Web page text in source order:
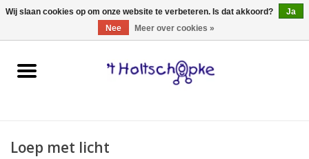
0 Artikelen - €0,00
Home
spellen
Loep met licht
Wij slaan cookies op om onze website te verbeteren. Is dat akkoord?
Ja
Nee
Meer over cookies »